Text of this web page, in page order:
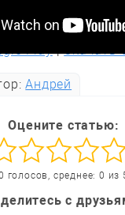
Play|Скачать
Андрей
Оцените статью:
голосов, среднее: 0 из
с